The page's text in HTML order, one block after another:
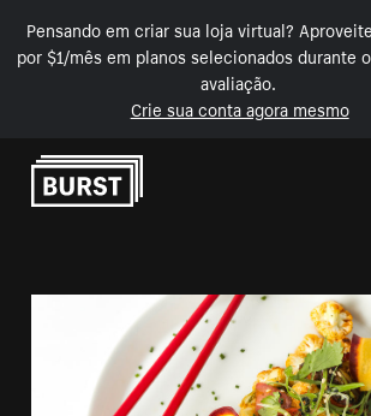
Pensando em criar sua loja virtual?
por $1/mês em planos selecionados durante
avaliação.
Crie sua conta agora mesmo
Pular para o conteúdo